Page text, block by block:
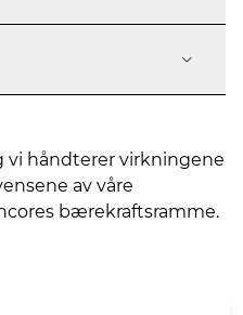
vi håndterer virkningene
av våre
bærekraftsramme.